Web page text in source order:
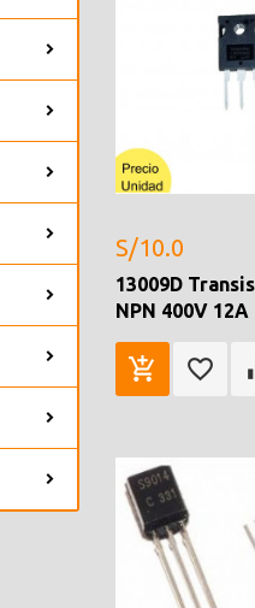
S/10.0
13009D
NPN 400V 12A